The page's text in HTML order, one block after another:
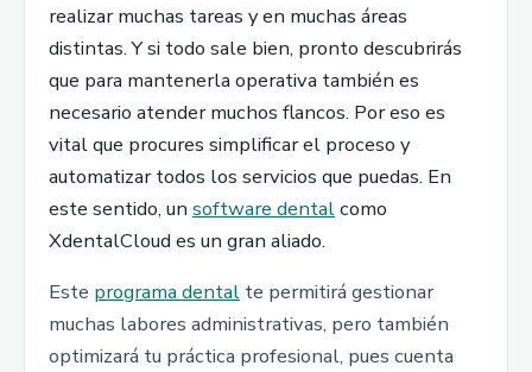
realizar muchas tareas y en muchas áreas
distintas. Y si todo sale bien, pronto descubrirás
que para mantenerla operativa también es
necesario atender muchos flancos. Por eso es
vital que procures simplificar el proceso y
automatizar todos los servicios que puedas. En
este sentido, un software dentalcomo
XdentalCloud es un gran aliado.
Este programa dental te permitirá gestionar
muchas labores administrativas, pero también
optimizará tu práctica profesional, pues cuenta